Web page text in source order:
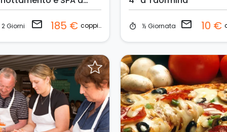
2 Giorni email 185 € coppia timer ½ Giornata email 10 €